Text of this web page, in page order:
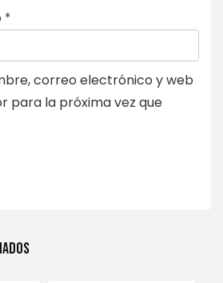
*
correo electrónico y web
para la próxima vez que